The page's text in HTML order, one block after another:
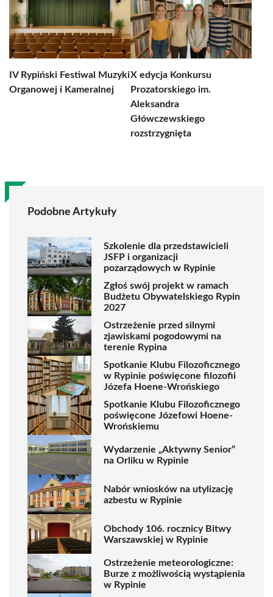
IV Rypiński Festiwal Muzyki
Organowej i Kameralnej
X edycja Konkursu
Prozatorskiego im.
Aleksandra
Główczewskiego
rozstrzygnięta
Podobne Artykuły
Szkolenie dla przedstawicieli
JSFP i organizacji
pozarządowych w Rypinie
Zgłoś swój projekt w ramach
Budżetu Obywatelskiego Rypin
2027
Ostrzeżenie przed silnymi
zjawiskami pogodowymi na
terenie Rypina
Spotkanie Klubu Filozoficznego
w Rypinie poświęcone filozofii
Józefa Hoene-Wrońskiego
Spotkanie Klubu Filozoficznego
poświęcone Józefowi Hoene-
Wrońskiemu
Wydarzenie „Aktywny Senior”
na Orliku w Rypinie
Nabór wniosków na utylizację
azbestu w Rypinie
Obchody 106. rocznicy Bitwy
Warszawskiej w Rypinie
Ostrzeżenie meteorologiczne:
Burze z możliwością wystąpienia
w Rypinie